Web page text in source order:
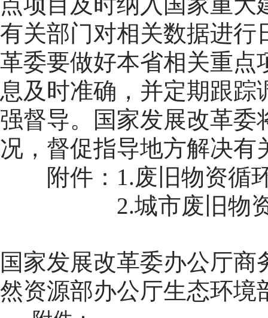
有关部门对相关数据进行
革委要做好本省相关重点
息及时准确，并定期跟
强督导。国家发展改革委
况，督促指导地方解决有
附件：1.废旧物资循环
2.城市废旧物资循
国家发展改革委办公厅商
然资源部办公厅生态环境